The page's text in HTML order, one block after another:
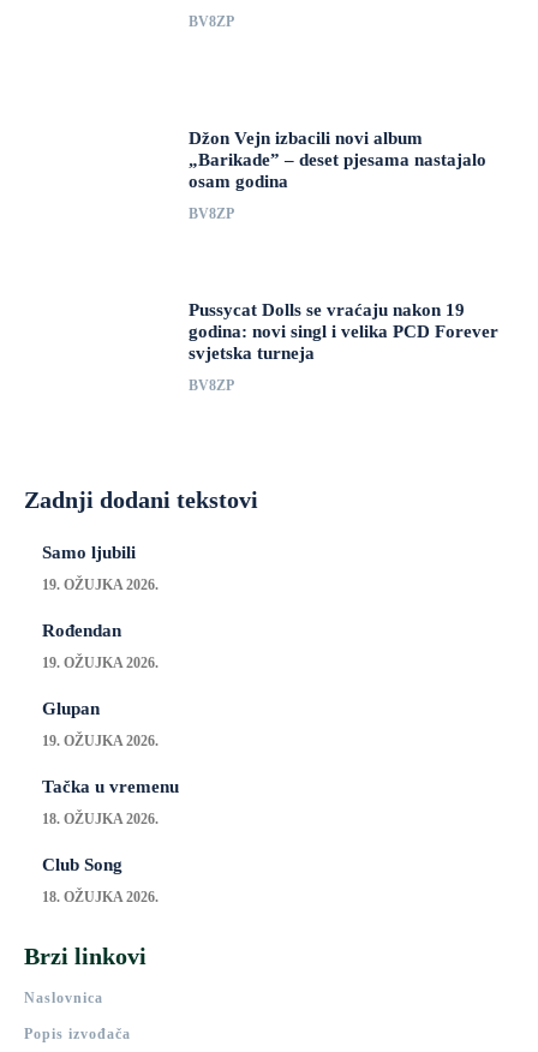
BV8ZP
Džon Vejn izbacili novi album
„Barikade” – deset pjesama nastajalo
osam godina
BV8ZP
Pussycat Dolls se vraćaju nakon 19
godina: novi singl i velika PCD Forever
svjetska turneja
BV8ZP
Zadnji dodani tekstovi
Samo ljubili
19. OŽUJKA 2026.
Rođendan
19. OŽUJKA 2026.
Glupan
19. OŽUJKA 2026.
Tačka u vremenu
18. OŽUJKA 2026.
Club Song
18. OŽUJKA 2026.
Brzi linkovi
Naslovnica
Popis izvođača